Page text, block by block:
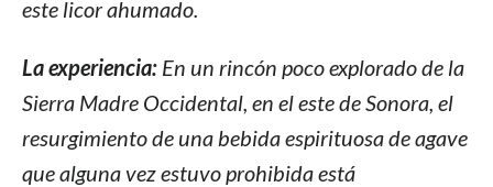
este licor ahumado.
La experiencia: En un rincón poco explorado de la
Sierra Madre Occidental, en el este de Sonora, el
resurgimiento de una bebida espirituosa de agave
que alguna vez estuvo prohibida está